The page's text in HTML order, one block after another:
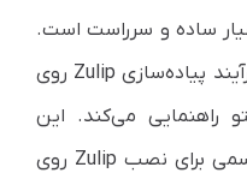
ساده و سرراست است.
این مراحل شما را گام‌به‌گام در فرآیند پیاده‌سازی Zulip روی
راهنمایی می‌کند. این
راهنما بر اساس منبع معتبر و رسمی برای نصب Zulip روی